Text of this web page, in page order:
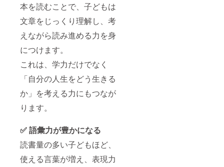
本を読むことで、子どもは
文章をじっくり理解し、考
えながら読み進める力を身
につけます。
これは、学力だけでなく
「自分の人生をどう生きる
か」を考える力にもつなが
ります。
✅ 語彙力が豊かになる
読書量の多い子どもほど、
使える言葉が増え、表現力